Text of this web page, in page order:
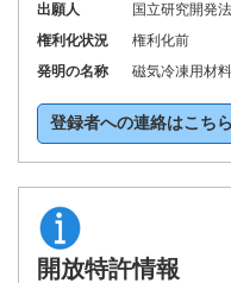
出願人
国立研究開発
権利化状況
権利化前
発明の名称
磁気冷凍用材
登録者への連絡はこちら
開放特許情報